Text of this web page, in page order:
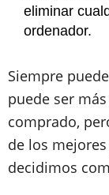
eliminar
ordenador.
Siempre
puede ser
comprado,
de los
decidimos